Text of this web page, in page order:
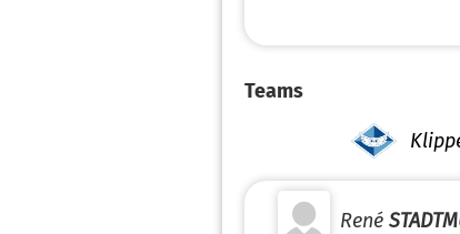
Teams
René